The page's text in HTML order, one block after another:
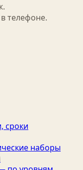
телефоне.
сроки
наборы